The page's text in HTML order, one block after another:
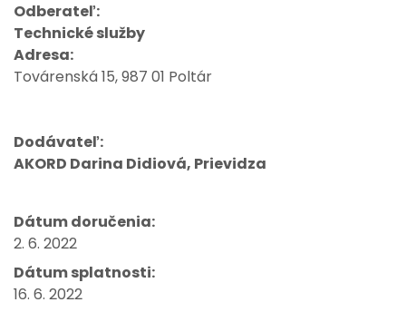
Odberateľ:
Technické služby
Adresa:
Továrenská 15, 987 01 Poltár
Dodávateľ:
AKORD Darina Didiová, Prievidza
Dátum doručenia:
2. 6. 2022
Dátum splatnosti:
16. 6. 2022